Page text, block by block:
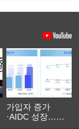
가입자 증가
·AIDC 성장…